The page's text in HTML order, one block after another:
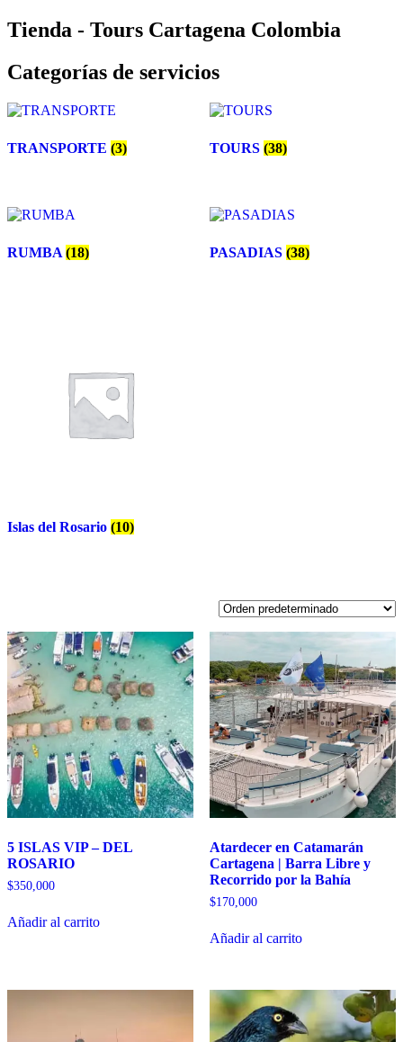
Tienda - Tours Cartagena Colombia
Categorías de servicios
TRANSPORTE (3) TOURS (38)
RUMBA (18) PASADIAS (38)
Islas del Rosario (10)
5 ISLAS VIP – DEL
ROSARIO
$350,000
Añadir al carrito
Atardecer en Catamarán
Cartagena | Barra Libre y
Recorrido por la Bahía
$170,000
Añadir al carrito